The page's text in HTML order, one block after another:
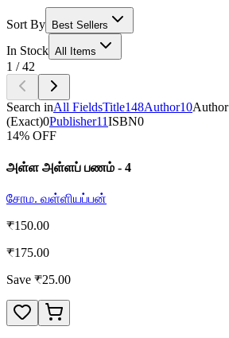
Sort By Best Sellers
In Stock All Items
1 /42
Search inAll FieldsTitle148Author10Author
(Exact)0Publisher11ISBN0
14% OFF
அள்ள அள்ளப் பணம் - 4
சோம. வள்ளியப்பன்
₹150.00
₹175.00
Save ₹25.00